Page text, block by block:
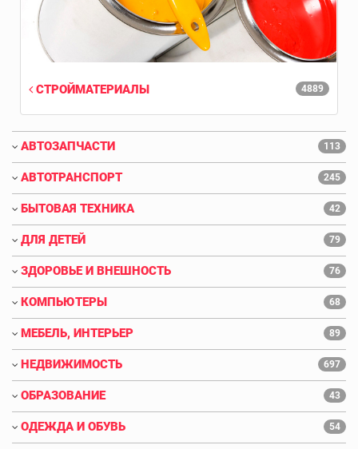
4889
СТРОЙМАТЕРИАЛЫ
АВТОЗАПЧАСТИ 113
АВТОТРАНСПОРТ 245
БЫТОВАЯ ТЕХНИКА 42
ДЛЯ ДЕТЕЙ 79
ЗДОРОВЬЕ И ВНЕШНОСТЬ 76
КОМПЬЮТЕРЫ 68
МЕБЕЛЬ, ИНТЕРЬЕР 89
НЕДВИЖИМОСТЬ 697
ОБРАЗОВАНИЕ 43
ОДЕЖДА И ОБУВЬ 54